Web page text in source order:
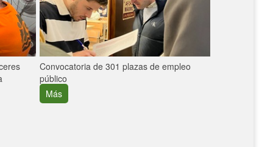
Convocatoria de 301 plazas de empleo
público
Más